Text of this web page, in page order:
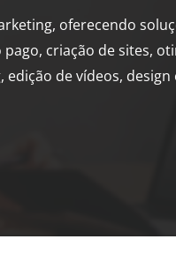
oferecendo
criação de sites,
de vídeos, design